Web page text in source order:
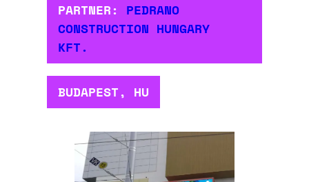
PARTNER: PEDRANO
CONSTRUCTION HUNGARY
KFT.
BUDAPEST, HU